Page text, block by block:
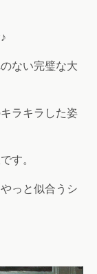
ない完璧な大
ラキラした姿
す。
っと似合うシ